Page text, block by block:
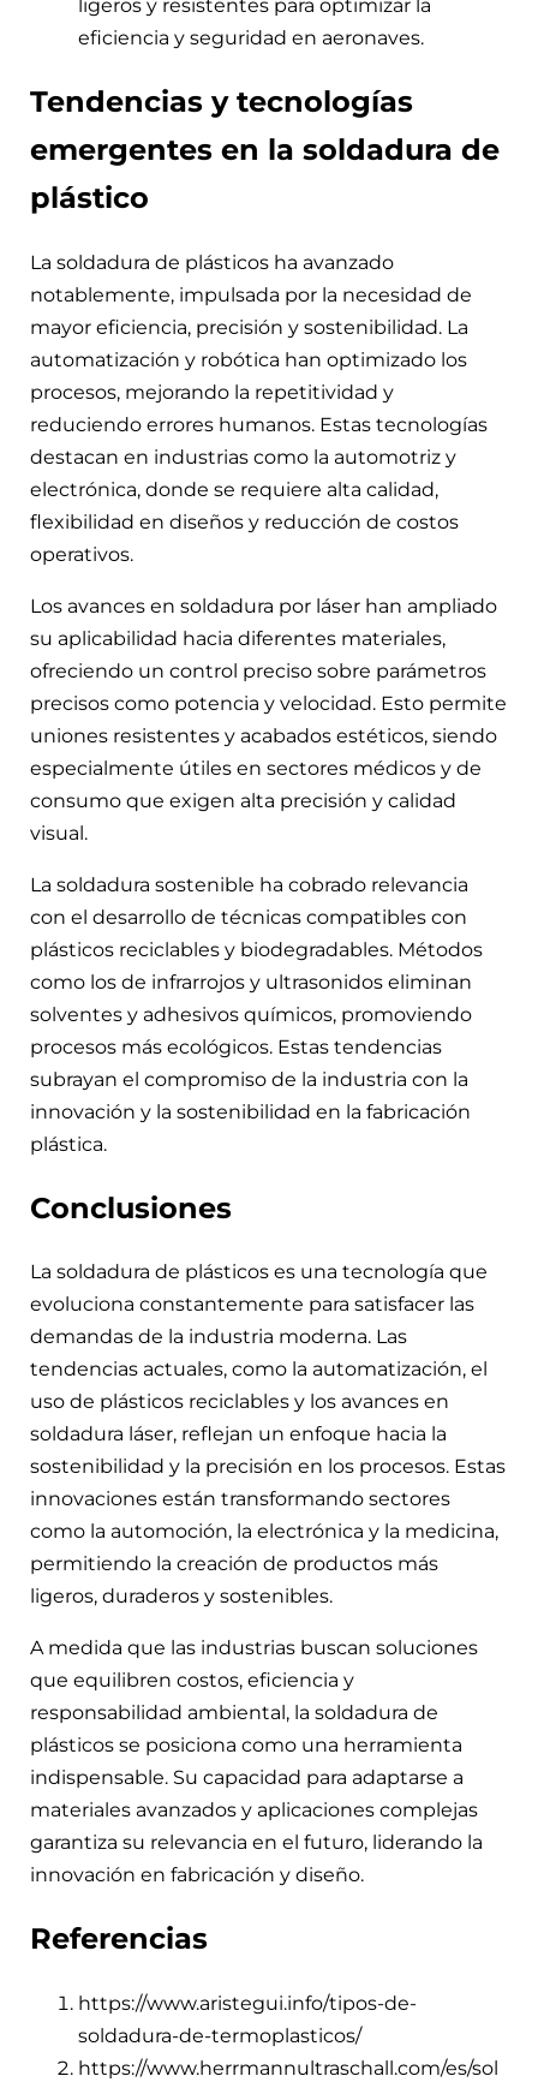
ligeros y resistentes para optimizar la
eficiencia y seguridad en aeronaves.
Tendencias y tecnologías
emergentes en la soldadura de
plástico
La soldadura de plásticos ha avanzado
notablemente, impulsada por la necesidad de
mayor eficiencia, precisión y sostenibilidad. La
automatización y robótica han optimizado los
procesos, mejorando la repetitividad y
reduciendo errores humanos. Estas tecnologías
destacan en industrias como la automotriz y
electrónica, donde se requiere alta calidad,
flexibilidad en diseños y reducción de costos
operativos.
Los avances en soldadura por láser han ampliado
su aplicabilidad hacia diferentes materiales,
ofreciendo un control preciso sobre parámetros
precisos como potencia y velocidad. Esto permite
uniones resistentes y acabados estéticos, siendo
especialmente útiles en sectores médicos y de
consumo que exigen alta precisión y calidad
visual.
La soldadura sostenible ha cobrado relevancia
con el desarrollo de técnicas compatibles con
plásticos reciclables y biodegradables. Métodos
como los de infrarrojos y ultrasonidos eliminan
solventes y adhesivos químicos, promoviendo
procesos más ecológicos. Estas tendencias
subrayan el compromiso de la industria con la
innovación y la sostenibilidad en la fabricación
plástica.
Conclusiones
La soldadura de plásticos es una tecnología que
evoluciona constantemente para satisfacer las
demandas de la industria moderna. Las
tendencias actuales, como la automatización, el
uso de plásticos reciclables y los avances en
soldadura láser, reflejan un enfoque hacia la
sostenibilidad y la precisión en los procesos. Estas
innovaciones están transformando sectores
como la automoción, la electrónica y la medicina,
permitiendo la creación de productos más
ligeros, duraderos y sostenibles.
A medida que las industrias buscan soluciones
que equilibren costos, eficiencia y
responsabilidad ambiental, la soldadura de
plásticos se posiciona como una herramienta
indispensable. Su capacidad para adaptarse a
materiales avanzados y aplicaciones complejas
garantiza su relevancia en el futuro, liderando la
innovación en fabricación y diseño.
Referencias
https://www.aristegui.info/tipos-de-
soldadura-de-termoplasticos/
https://www.herrmannultraschall.com/es/sol